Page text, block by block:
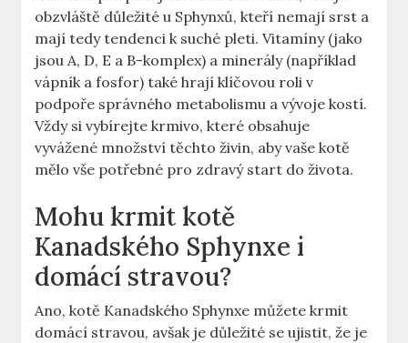
obzvláště důležité u Sphynxů, kteří nemají srst a
mají tedy tendenci k suché pleti. Vitamíny (jako
jsou A, D, E a B-komplex) a minerály (například
vápník a fosfor) také hrají klíčovou roli v
podpoře správného metabolismu a vývoje kostí.
Vždy si vybírejte krmivo, které obsahuje
vyvážené množství těchto živin, aby vaše kotě
mělo vše potřebné pro zdravý start do života.
Mohu krmit kotě
Kanadského Sphynxe i
domácí stravou?
Ano, kotě Kanadského Sphynxe můžete krmit
domácí stravou, avšak je důležité se ujistit, že je